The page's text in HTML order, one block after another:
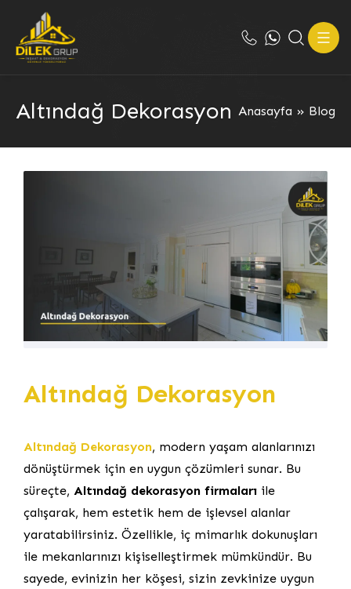
Altındağ Dekorasyon Anasayfa » Blog
Altındağ Dekorasyon
Altındağ Dekorasyon, modern yaşam alanlarınızı
dönüştürmek için en uygun çözümleri sunar. Bu
süreçte, Altındağ dekorasyon firmaları ile
çalışarak, hem estetik hem de işlevsel alanlar
yaratabilirsiniz. Özellikle, iç mimarlık dokunuşları
ile mekanlarınızı kişiselleştirmek mümkündür. Bu
sayede, evinizin her köşesi, sizin zevkinize uygun